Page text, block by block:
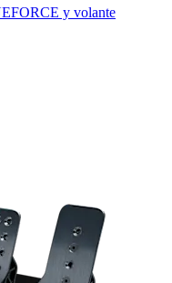
y volante